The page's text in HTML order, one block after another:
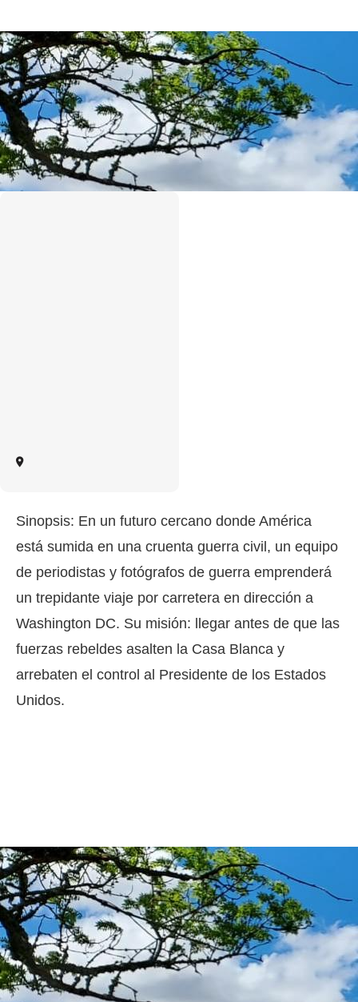
Sinopsis: En un futuro cercano donde América
está sumida en una cruenta guerra civil, un equipo
de periodistas y fotógrafos de guerra emprenderá
un trepidante viaje por carretera en dirección a
Washington DC. Su misión: llegar antes de que las
fuerzas rebeldes asalten la Casa Blanca y
arrebaten el control al Presidente de los Estados
Unidos.